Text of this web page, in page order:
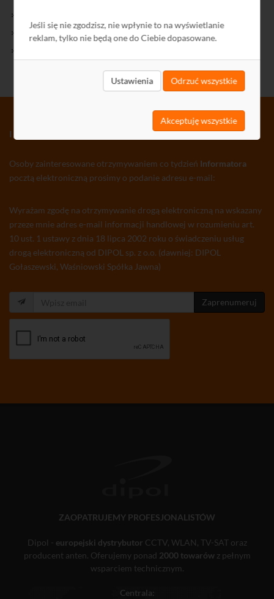
Jeśli się nie zgodzisz, nie wpłynie to na wyświetlanie
reklam, tylko nie będą one do Ciebie dopasowane.
Ustawienia Odrzuć wszystkie
Akceptuję wszystkie
Polityka Prywatności
INFORMATOR TV-SAT CCTV WLAN
Osoby zainteresowane otrzymywaniem co tydzień Informatora
pocztą elektroniczną prosimy o podanie adresu e-mail:
Wyrażam zgodę na otrzymywanie drogą elektroniczną na wskazany
przeze mnie adres e-mail informacji handlowej w rozumieniu art.
10 ust. 1 ustawy z dnia 18 lipca 2002 roku o świadczeniu usług
drogą elektroniczną od DIPOL sp. z o.o. (dawniej: DIPOL
Gołaszewski, Waśniowski Spółka Jawna)
Zaprenumeruj
ZAOPATRUJEMY PROFESJONALISTÓW
Dipol - europejski dystrybutor CCTV, WLAN, TV-SAT oraz
producent anten. Oferujemy ponad 2000 towarówz pełnym
wsparciem technicznym.
Centrala: